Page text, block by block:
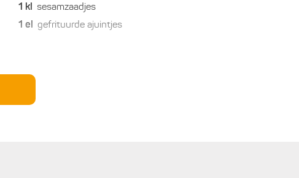
1 kl sesamzaadjes
1 el gefrituurde ajuintjes